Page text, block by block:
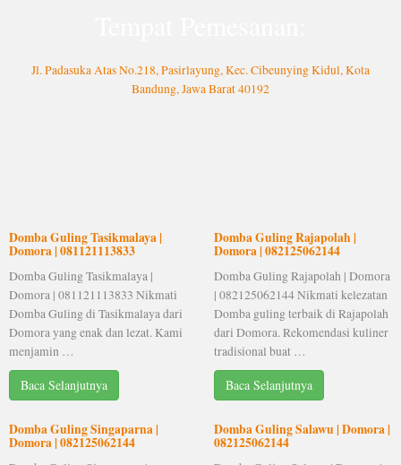
Jl. Padasuka Atas No.218, Pasirlayung, Kec. Cibeunying Kidul, Kota
Bandung, Jawa Barat 40192
Domba Guling Tasikmalaya |
Domora | 081121113833
Domba Guling Tasikmalaya |
Domora | 081121113833 Nikmati
Domba Guling di Tasikmalaya dari
Domora yang enak dan lezat. Kami
menjamin …
Baca Selanjutnya
Domba Guling Rajapolah |
Domora | 082125062144
Domba Guling Rajapolah | Domora
| 082125062144 Nikmati kelezatan
Domba guling terbaik di Rajapolah
dari Domora. Rekomendasi kuliner
tradisional buat …
Baca Selanjutnya
Domba Guling Singaparna |
Domora | 082125062144
Domba Guling Salawu | Domora |
082125062144